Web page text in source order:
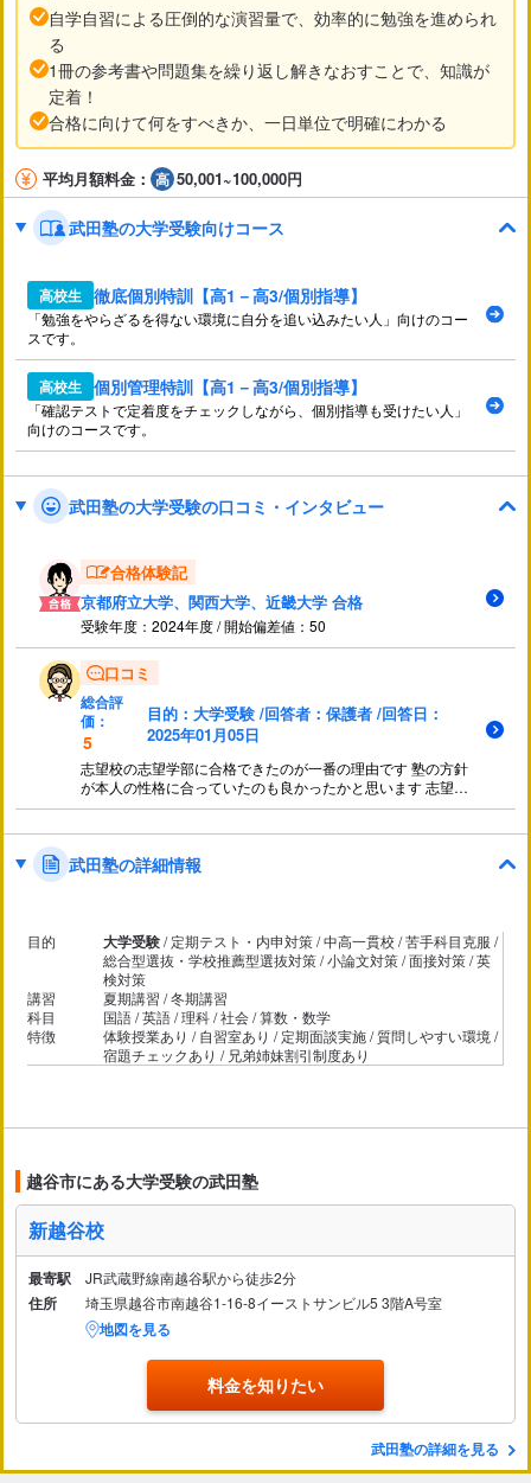
自学自習による圧倒的な演習量で、効率的に勉強を進められ
る
1冊の参考書や問題集を繰り返し解きなおすことで、知識が
定着！
合格に向けて何をすべきか、一日単位で明確にわかる
平均月額料金： 50,001~100,000円
武田塾の大学受験向けコース
高校生 徹底個別特訓【高1－高3/個別指導】
「勉強をやらざるを得ない環境に自分を追い込みたい人」向けのコー
スです。
高校生 個別管理特訓【高1－高3/個別指導】
「確認テストで定着度をチェックしながら、個別指導も受けたい人」
向けのコースです。
武田塾の大学受験の口コミ・インタビュー
合格体験記
京都府立大学、関西大学、近畿大学 合格
受験年度：2024年度 / 開始偏差値：50
口コミ
総合評
価：
5
目的：大学受験 /回答者：保護者 /回答日：
2025年01月05日
志望校の志望学部に合格できたのが一番の理由です 塾の方針
が本人の性格に合っていたのも良かったかと思います 志望校
の志望学部の先輩もいていろいろと教わったそうです 分から
武田塾の詳細情報
目的 大学受験/ 定期テスト・内申対策 / 中高一貫校 / 苦手科目克服 /
総合型選抜・学校推薦型選抜対策 / 小論文対策 / 面接対策 / 英
検対策
講習
夏期講習 / 冬期講習
科目
国語 / 英語 / 理科 / 社会 / 算数・数学
特徴
体験授業あり / 自習室あり / 定期面談実施 / 質問しやすい環境 /
宿題チェックあり / 兄弟姉妹割引制度あり
越谷市にある大学受験の武田塾
新越谷校
最寄駅 JR武蔵野線南越谷駅から徒歩2分
住所 埼玉県越谷市南越谷1-16-8イーストサンビル5 3階A号室
地図を見る
料金を知りたい
武田塾の詳細を見る